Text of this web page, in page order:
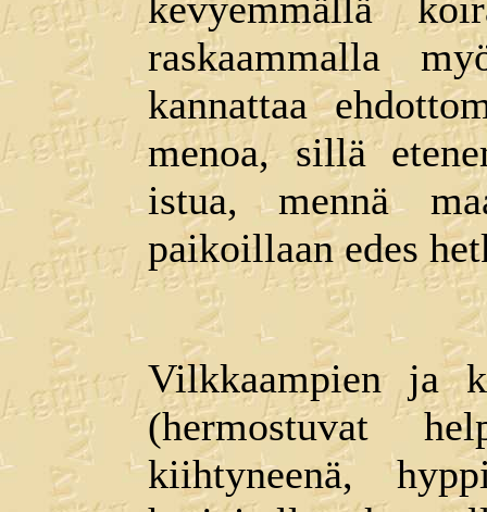
kevyemmällä
raskaammalla
kannattaa
menoa, sillä
istua, mennä
paikoillaan edes
Vilkkaampien ja
(hermostuvat
kiihtyneenä,